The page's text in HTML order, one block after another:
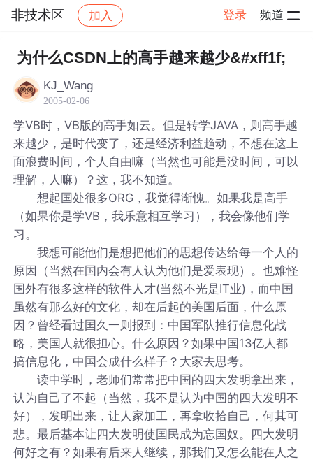
非技术区 加入 登录 频道
社区 非技术区 帖子详情
为什么CSDN上的高手越来越少&#xff1f;
KJ_Wang
2005-02-06
学VB时，VB版的高手如云。但是转学JAVA，则高手越
来越少，是时代变了，还是经济利益趋动，不想在这上
面浪费时间，个人自由嘛（当然也可能是没时间，可以
理解，人嘛）？这，我不知道。
想起国处很多ORG，我觉得渐愧。如果我是高手
（如果你是学VB，我乐意相互学习），我会像他们学
习。
我想可能他们是想把他们的思想传达给每一个人的
原因（当然在国内会有人认为他们是爱表现）。也难怪
国外有很多这样的软件人才(当然不光是IT业)，而中国
虽然有那么好的文化，却在后起的美国后面，什么原
因？曾经看过国久一则报到：中国军队推行信息化战
略，美国人就很担心。什么原因？如果中国13亿人都
搞信息化，中国会成什么样子？大家去思考。
读中学时，老师们常常把中国的四大发明拿出来，
认为自己了不起（当然，我不是认为中国的四大发明不
好），发明出来，让人家加工，再拿收拾自己，何其可
悲。最后基本让四大发明使国民成为忘国奴。四大发明
何好之有？如果有后来人继续，那我们又怎么能在人之